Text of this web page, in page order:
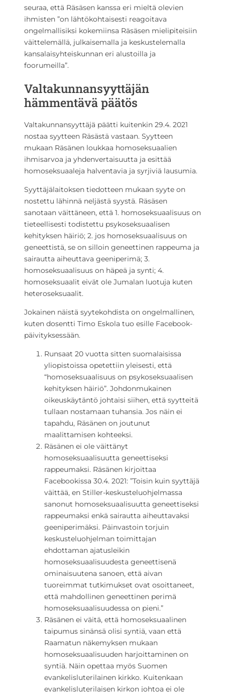
seuraa, että Räsäsen kanssa eri mieltä olevien
ihmisten ”on lähtökohtaisesti reagoitava
ongelmallisiksi kokemiinsa Räsäsen mielipiteisiin
väittelemällä, julkaisemalla ja keskustelemalla
kansalaisyhteiskunnan eri alustoilla ja
foorumeilla”.
Valtakunnansyyttäjän
hämmentävä päätös
Valtakunnansyyttäjä päätti kuitenkin 29.4. 2021
nostaa syytteen Räsästä vastaan. Syytteen
mukaan Räsänen loukkaa homoseksuaalien
ihmisarvoa ja yhdenvertaisuutta ja esittää
homoseksuaaleja halventavia ja syrjiviä lausumia.
Syyttäjälaitoksen tiedotteen mukaan syyte on
nostettu lähinnä neljästä syystä. Räsäsen
sanotaan väittäneen, että 1. homoseksuaalisuus on
tieteellisesti todistettu psykoseksuaalisen
kehityksen häiriö; 2. jos homoseksuaalisuus on
geneettistä, se on silloin geneettinen rappeuma ja
sairautta aiheuttava geeniperimä; 3.
homoseksuaalisuus on häpeä ja synti; 4.
homoseksuaalit eivät ole Jumalan luotuja kuten
heteroseksuaalit.
Jokainen näistä syytekohdista on ongelmallinen,
kuten dosentti Timo Eskola tuo esille Facebook-
päivityksessään.
Runsaat 20 vuotta sitten suomalaisissa
yliopistoissa opetettiin yleisesti, että
“homoseksuaalisuus on psykoseksuaalisen
kehityksen häiriö”. Johdonmukainen
oikeuskäytäntö johtaisi siihen, että syytteitä
tullaan nostamaan tuhansia. Jos näin ei
tapahdu, Räsänen on joutunut
maalittamisen kohteeksi.
Räsänen ei ole väittänyt
homoseksuaalisuutta geneettiseksi
rappeumaksi. Räsänen kirjoittaa
Facebookissa 30.4. 2021: ”Toisin kuin syyttäjä
väittää, en Stiller-keskusteluohjelmassa
sanonut homoseksuaalisuutta geneettiseksi
rappeumaksi enkä sairautta aiheuttavaksi
geeniperimäksi. Päinvastoin torjuin
keskusteluohjelman toimittajan
ehdottaman ajatusleikin
homoseksuaalisuudesta geneettisenä
ominaisuutena sanoen, että aivan
tuoreimmat tutkimukset ovat osoittaneet,
että mahdollinen geneettinen perimä
homoseksuaalisuudessa on pieni.”
Räsänen ei väitä, että homoseksuaalinen
taipumus sinänsä olisi syntiä, vaan että
Raamatun näkemyksen mukaan
homoseksuaalisuuden harjoittaminen on
syntiä. Näin opettaa myös Suomen
evankelisluterilainen kirkko. Kuitenkaan
evankelisluterilaisen kirkon johtoa ei ole